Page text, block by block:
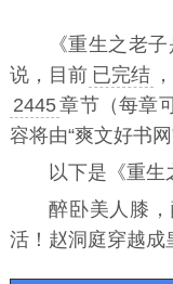
《重生之老子
说，目前 已完结
2445章节（每章
容将由“爽文好书
以下是《重生
醉卧美人膝
活！赵洞庭穿越成